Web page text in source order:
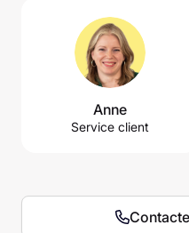
Anne
Service client